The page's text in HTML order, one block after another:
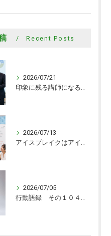
Recent Posts
2026/07/21
印象に残る講師になるために
2026/07/13
アイスブレイクはアイスブレイクで終わらせるな！
2026/07/05
行動語録 その１０４０ 行動あるのみ！